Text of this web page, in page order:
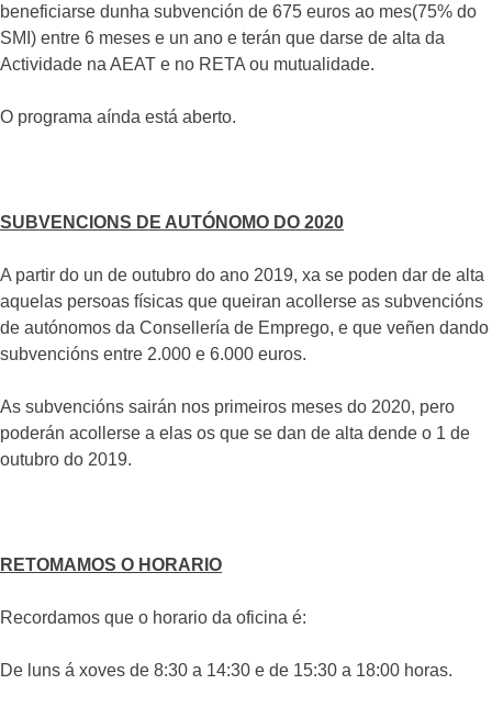
beneficiarse dunha subvención de 675 euros ao mes(75% do
SMI) entre 6 meses e un ano e terán que darse de alta da
Actividade na AEAT e no RETA ou mutualidade.
O programa aínda está aberto.
SUBVENCIONS DE AUTÓNOMO DO 2020
A partir do un de outubro do ano 2019, xa se poden dar de alta
aquelas persoas físicas que queiran acollerse as subvencións
de autónomos da Consellería de Emprego, e que veñen dando
subvencións entre 2.000 e 6.000 euros.
As subvencións sairán nos primeiros meses do 2020, pero
poderán acollerse a elas os que se dan de alta dende o 1 de
outubro do 2019.
RETOMAMOS O HORARIO
Recordamos que o horario da oficina é:
De luns á xoves de 8:30 a 14:30 e de 15:30 a 18:00 horas.